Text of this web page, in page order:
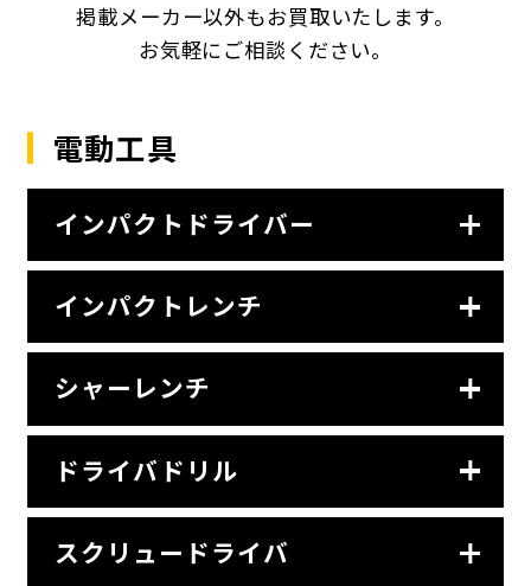
掲載メーカー以外もお買取いたします。
お気軽にご相談ください。
電動工具
インパクトドライバー
インパクトレンチ
シャーレンチ
ドライバドリル
スクリュードライバ